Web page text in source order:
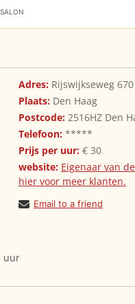
Adres: Rijswijkseweg 670
Plaats: Den Haag
Postcode: 2516HZ Den
Telefoon:*****
Prijs per uur: € 30
website: Eigenaar van
hier voor meer klanten.
Email to a friend
uur